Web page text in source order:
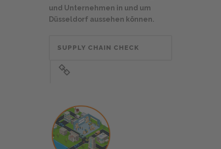
und Unternehmen in und um
Düsseldorf aussehen können.
SUPPLY CHAIN CHECK